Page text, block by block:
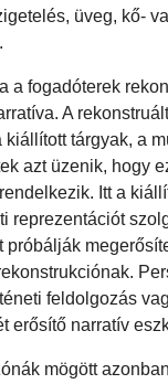
üveg, kő-
a fogadóterek
A
kiállított tárgyak, a
azt üzenik, hogy
Itt a
reprezentációt
próbálják
feldolgozás
erősítő narratív
mögött azonban